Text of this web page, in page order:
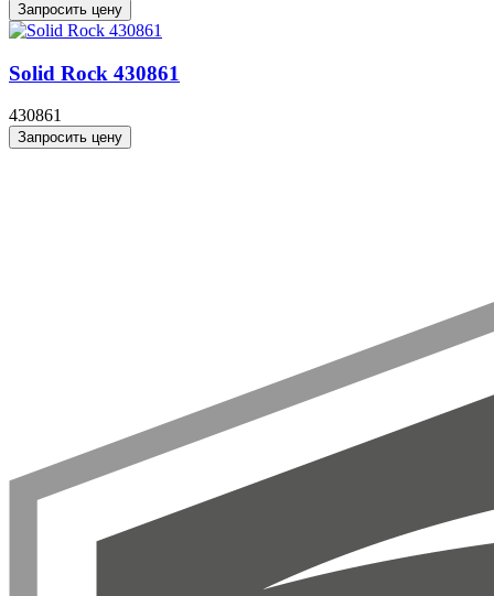
Запросить цену
Solid Rock 430861
430861
Запросить цену